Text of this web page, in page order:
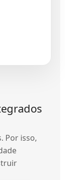
Por isso,